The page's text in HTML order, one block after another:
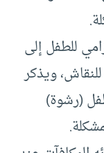
للطفل إلى
ويذكر
(رشوة)